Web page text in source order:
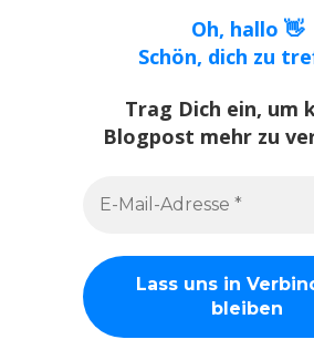
Oh, hallo 👋
Schön, dich zu
Trag Dich ein, um
Blogpost mehr zu